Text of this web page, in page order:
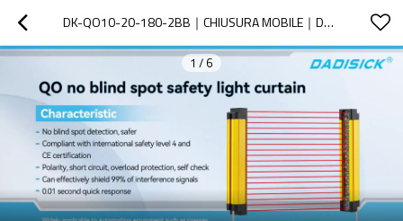
DK-QO10-20-180-2BB｜CHIUSURA MOBILE｜DADISICK
1 / 6